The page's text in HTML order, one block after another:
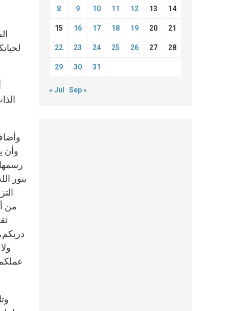
وأن
بنور
من
8 9 10 11 12 13 14
15 16 17 18 19 20 21
22 23 24 25 26 27 28
29 30 31
« Jul Sep »